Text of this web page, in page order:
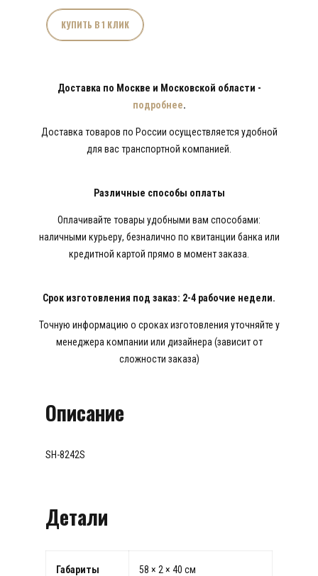
Зеркало
настенное
"МЁД"
КУПИТЬ В 1 КЛИК
Доставка по Москве и Московской области -
подробнее.
Доставка товаров по России осуществляется удобной
для вас транспортной компанией.
Различные способы оплаты
Оплачивайте товары удобными вам способами:
наличными курьеру, безналично по квитанции банка или
кредитной картой прямо в момент заказа.
Срок изготовления под заказ: 2-4 рабочие недели.
Точную информацию о сроках изготовления уточняйте у
менеджера компании или дизайнера (зависит от
сложности заказа)
Описание
SH-8242S
Детали
Габариты 58 × 2 × 40 см